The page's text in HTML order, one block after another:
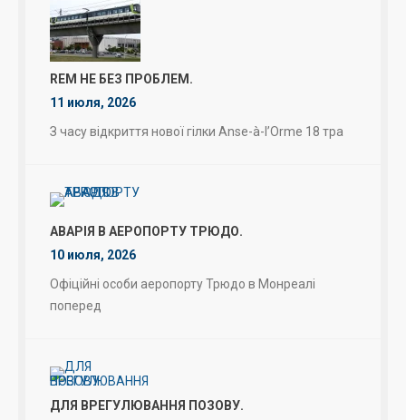
REM НЕ БЕЗ ПРОБЛЕМ.
11 июля, 2026
З часу відкриття нової гілки Anse-à-l’Orme 18 тра
АВАРІЯ В АЕРОПОРТУ ТРЮДО.
10 июля, 2026
Офіційні особи аеропорту Трюдо в Монреалі
поперед
ДЛЯ ВРЕГУЛЮВАННЯ ПОЗОВУ.